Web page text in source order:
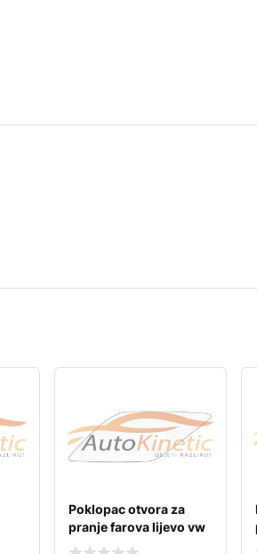
Poklopac otvora za
pranje farova lijevo vw
golf vi